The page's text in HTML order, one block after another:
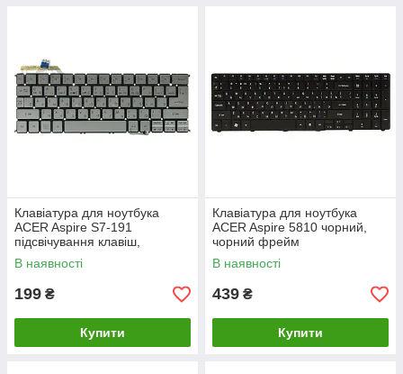
Клавiатура для ноутбука
ACER Aspire S7-191
підсвічування клавiш,
сріблястий, без фрейма
В наявності
199 ₴
Купити
Клавiатура для ноутбука
ACER Aspire 5810 чорний,
чорний фрейм
В наявності
439 ₴
Купити